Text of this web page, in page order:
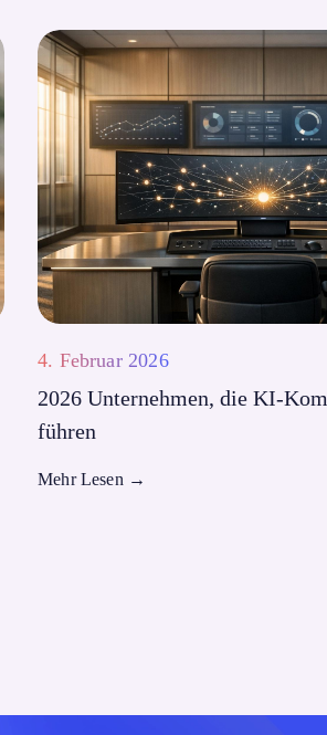
4. Februar 2026
2026 Unternehmen, die KI-
führen
Mehr Lesen →